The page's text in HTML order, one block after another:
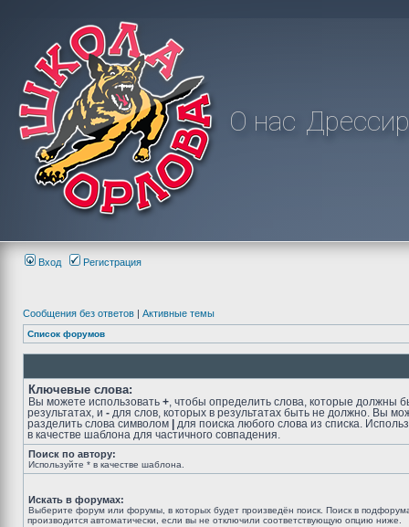
О нас
Вход Регистрация
Сообщения без ответов | Активные темы
Список форумов
Ключевые слова:
Вы можете использовать + , чтобы определить слова, которые должны
результатах, и - для слов, которых в результатах быть не должно. Вы
разделить слова символом
для поиска любого слова из списка.
в качестве шаблона для частичного совпадения.
Поиск по автору:
Используйте * в качестве шаблона.
Искать в форумах:
Выберите форум или форумы, в которых будет произведён поиск. Поиск в
производится автоматически, если вы не отключили соответствующую опцию ниже.